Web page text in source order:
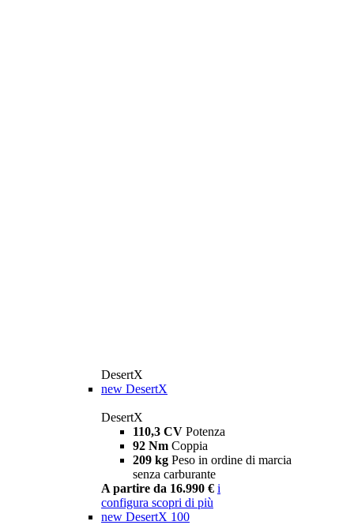
DesertX
new DesertX
DesertX
110,3 CV Potenza
92 Nm Coppia
209 kg Peso in ordine di marcia
senza carburante
A partire da 16.990 € i
configura scopri di più
new DesertX 100